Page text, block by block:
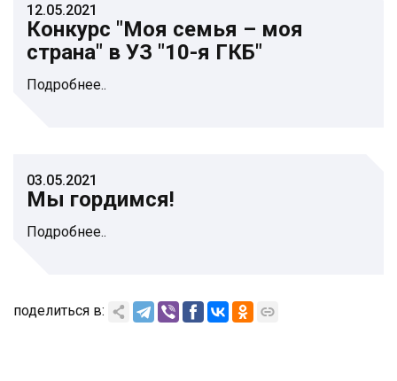
12.05.2021
Конкурс "Моя семья – моя
страна" в УЗ "10-я ГКБ"
Подробнее..
03.05.2021
Мы гордимся!
Подробнее..
поделиться в: